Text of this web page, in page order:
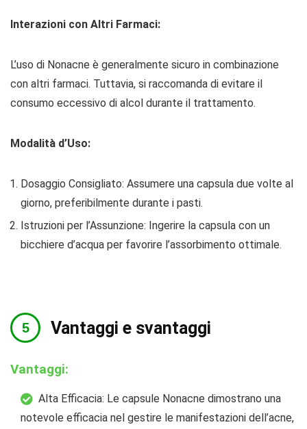
Interazioni con Altri Farmaci:
L’uso di Nonacne è generalmente sicuro in combinazione
con altri farmaci. Tuttavia, si raccomanda di evitare il
consumo eccessivo di alcol durante il trattamento.
Modalità d’Uso:
Dosaggio Consigliato: Assumere una capsula due volte al
giorno, preferibilmente durante i pasti.
Istruzioni per l’Assunzione: Ingerire la capsula con un
bicchiere d’acqua per favorire l’assorbimento ottimale.
Vantaggi e svantaggi
Vantaggi:
Alta Efficacia: Le capsule Nonacne dimostrano una
notevole efficacia nel gestire le manifestazioni dell’acne,